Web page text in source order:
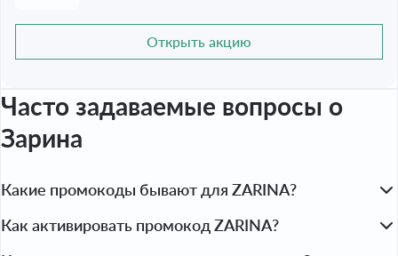
Открыть акцию
Часто задаваемые вопросы о
Зарина
Какие промокоды бывают для ZARINA?
В магазине ZARINA доступны разные виды промокодов и
Как активировать промокод ZARINA?